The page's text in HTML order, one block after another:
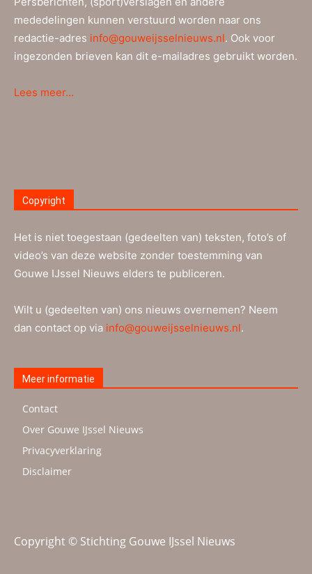
mededelingen kunnen verstuurd worden naar ons
redactie-adres info@gouweijsselnieuws.nl. Ook voor
ingezonden brieven kan dit e-mailadres gebruikt worden.
Lees meer…
Copyright
Het is niet toegestaan (gedeelten van) teksten, foto’s of
video’s van deze website zonder toestemming van
Gouwe IJssel Nieuws elders te publiceren.
Wilt u (gedeelten van) ons nieuws overnemen? Neem
dan contact op via info@gouweijsselnieuws.nl.
Meer informatie
Contact
Over Gouwe IJssel Nieuws
Privacyverklaring
Disclaimer
Copyright © Stichting Gouwe IJssel Nieuws